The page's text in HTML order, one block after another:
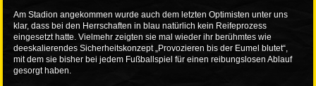
Am Stadion angekommen wurde auch dem letzten Optimisten unter uns
klar, dass bei den Herrschaften in blau natürlich kein Reifeprozess
eingesetzt hatte. Vielmehr zeigten sie mal wieder ihr berühmtes wie
deeskalierendes Sicherheitskonzept „Provozieren bis der Eumel blutet“,
mit dem sie bisher bei jedem Fußballspiel für einen reibungslosen Ablauf
gesorgt haben.